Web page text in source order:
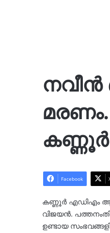
നവീൻ
കണ്ണൂർ
Facebook
കണ്ണൂര്‍ എഡിഎം
വിജയന്‍.
ഉണ്ടായ